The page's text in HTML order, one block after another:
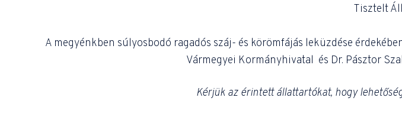
Tisztelt
A megyénkben súlyosbodó ragadós száj- és körömfájás leküzdése
Vármegyei Kormányhivatal és Dr. Pásztor
Kérjük az érintett állattartókat, hogy